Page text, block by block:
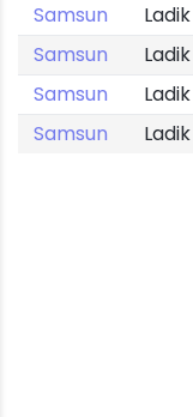
Samsun
Ladik
Samsun
Ladik
Samsun
Ladik
Samsun
Ladik